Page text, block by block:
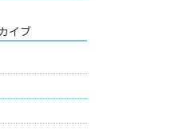
イブ